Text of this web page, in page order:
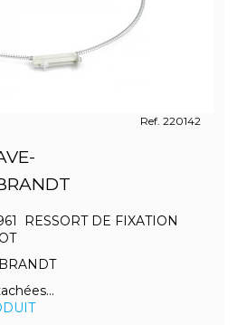
Ref. 220142
RESSORT DE FIXATION